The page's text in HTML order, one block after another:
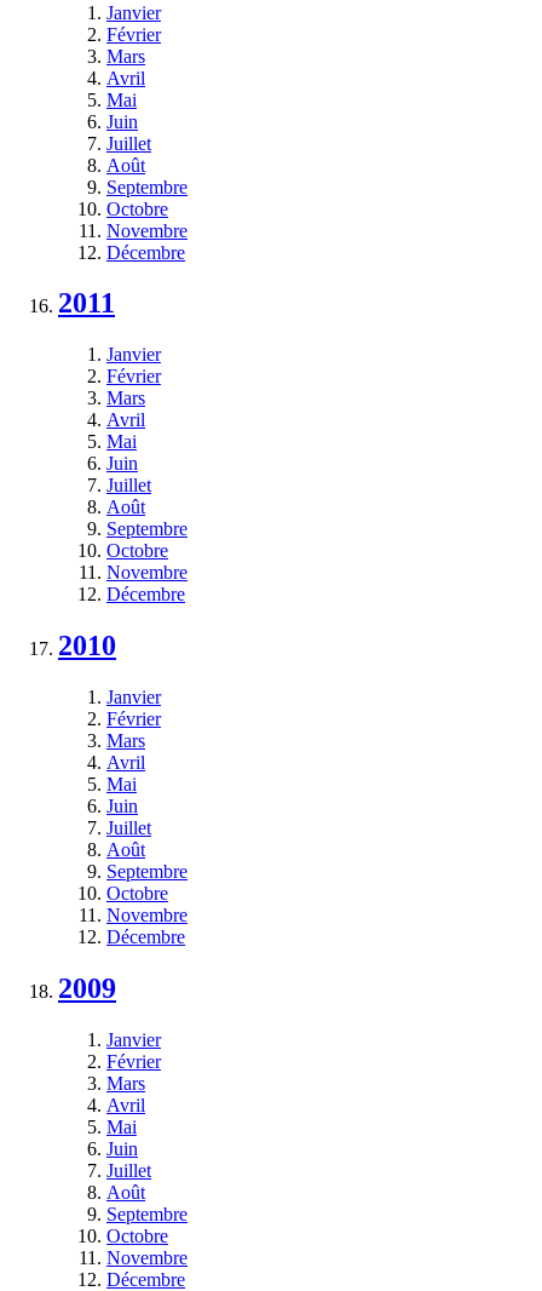
Janvier
Février
Mars
Avril
Mai
Juin
Juillet
Août
Septembre
Octobre
Novembre
Décembre
2011
Janvier
Février
Mars
Avril
Mai
Juin
Juillet
Août
Septembre
Octobre
Novembre
Décembre
2010
Janvier
Février
Mars
Avril
Mai
Juin
Juillet
Août
Septembre
Octobre
Novembre
Décembre
2009
Janvier
Février
Mars
Avril
Mai
Juin
Juillet
Août
Septembre
Octobre
Novembre
Décembre